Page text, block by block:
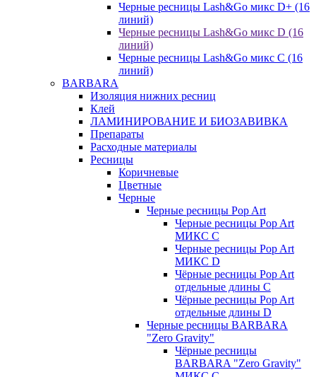
Черные ресницы Lash&Go микс D+ (16
линий)
Черные ресницы Lash&Go микс D (16
линий)
Черные ресницы Lash&Go микс C (16
линий)
BARBARA
Изоляция нижних ресниц
Клей
ЛАМИНИРОВАНИЕ И БИОЗАВИВКА
Препараты
Расходные материалы
Ресницы
Коричневые
Цветные
Черные
Черные ресницы Pop Art
Черные ресницы Pop Art
МИКС C
Черные ресницы Pop Art
МИКС D
Чёрные ресницы Pop Art
отдельные длины С
Чёрные ресницы Pop Art
отдельные длины D
Черные ресницы BARBARA
"Zero Gravity"
Чёрные ресницы
BARBARA "Zero Gravity"